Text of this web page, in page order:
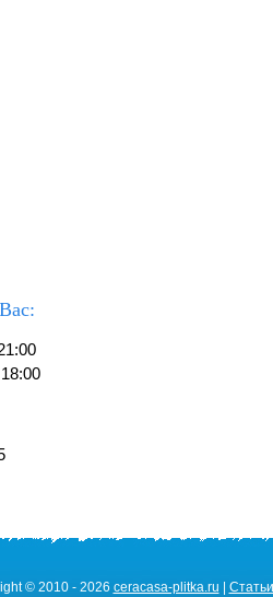
© 2010 - 2026 ceracasa-plitka.ru